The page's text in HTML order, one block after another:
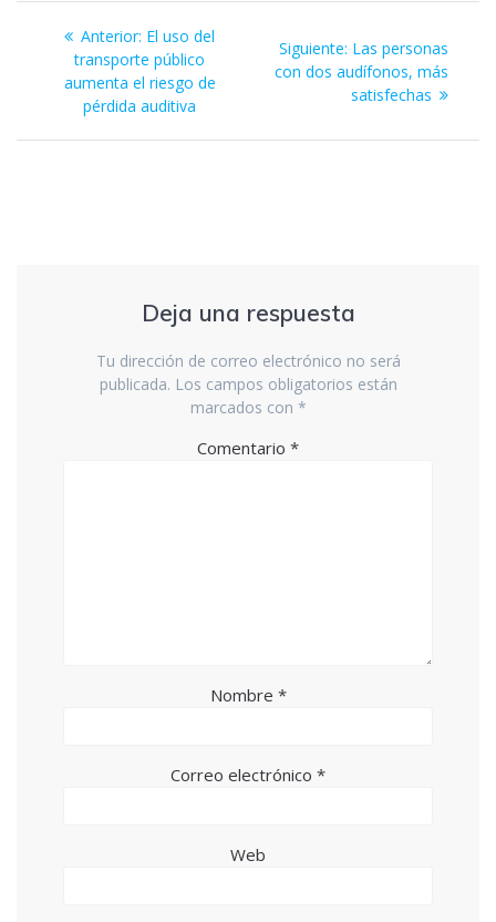
k
Navegación
entradas
Anterior: Entrada
anterior:
El uso del
transporte público
aumenta el riesgo de
pérdida auditiva
Siguiente: Siguiente
entrada:
Las personas
con dos audífonos, más
satisfechas
Deja una respuesta
Tu dirección de correo electrónico no será
publicada. Los campos obligatorios están
marcados con *
Comentario *
Nombre *
Correo electrónico *
Web